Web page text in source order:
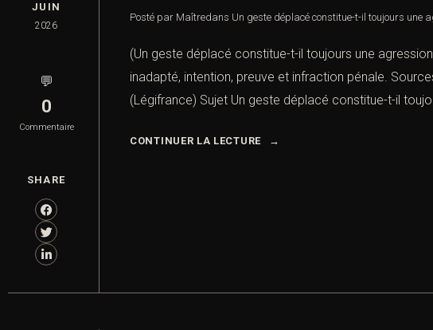
JUIN
2026
💬
0
Commentaire
SHARE
Posté par Maîtredans Un geste déplacé constitue-t-il toujours une
(Un geste déplacé constitue-t-il toujours une
inadapté, intention, preuve et infraction pénale.
(Légifrance) Sujet Un geste déplacé constitue-t-il
CONTINUER LA LECTURE